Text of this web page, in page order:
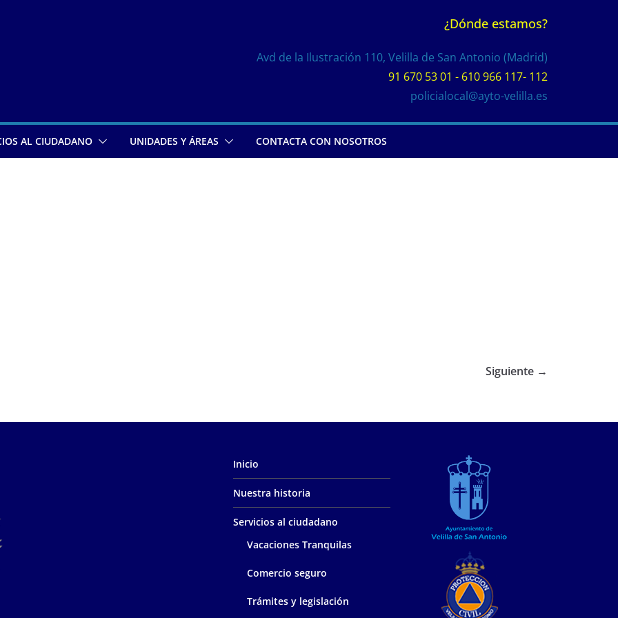
¿Dónde estamos?
Avd de la Ilustración 110, Velilla de San Antonio (Madrid)
91 670 53 01 - 610 966 117- 112
policialocal@ayto-velilla.es
AL CIUDADANO UNIDADES Y ÁREAS CONTACTA CON NOSOTROS
Siguiente →
Inicio
Nuestra historia
Servicios al ciudadano
Vacaciones Tranquilas
Comercio seguro
Trámites y legislación